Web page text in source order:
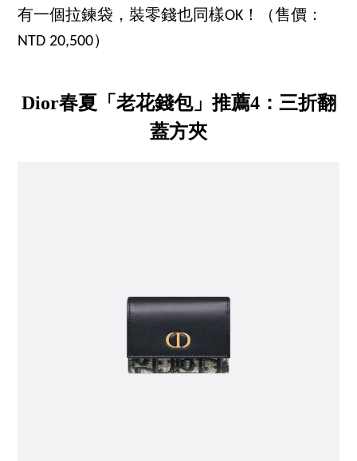
有一個拉鍊袋，裝零錢也同樣OK！（售價：
NTD 20,500）
Dior春夏「老花錢包」推薦4：三折翻
蓋方夾